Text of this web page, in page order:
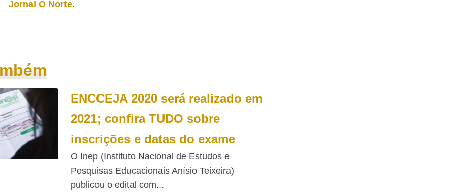
Jornal O Norte.
ENCCEJA 2020 será realizado em
2021; confira TUDO sobre
inscrições e datas do exame
O Inep (Instituto Nacional de Estudos e
Pesquisas Educacionais Anísio Teixeira)
publicou o edital com...